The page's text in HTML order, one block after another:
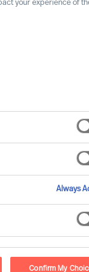
wollen
und
in
lokalen
your experience of
Always
Confirm My